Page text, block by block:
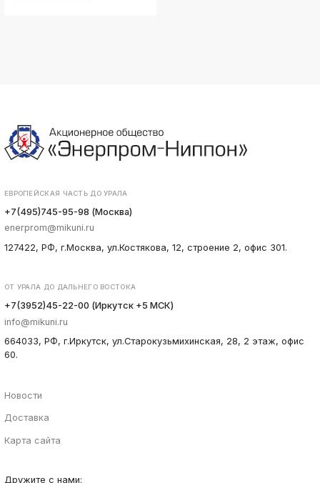
ЕВРОПЕЙСКАЯ ЧАСТЬ ДО УРАЛА
+7(495)745-95-98 (Москва)
enerprom@mikuni.ru
127422, РФ, г.Москва, ул.Костякова, 12, строение 2, офис 301.
ОТ УРАЛА ДО ДАЛЬНЕГО ВОСТОКА
+7(3952)45-22-00 (Иркутск +5 МСК)
info@mikuni.ru
664033, РФ, г.Иркутск, ул.Старокузьмихинская, 28, 2 этаж, офис
60.
Новости
Доставка
Карта сайта
Дружите с нами: